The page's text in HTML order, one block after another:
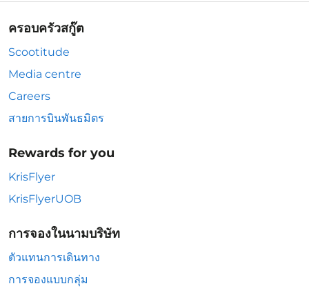
ครอบครัวสกู๊ต
Scootitude
Media centre
Careers
สายการบินพันธมิตร
Rewards for you
KrisFlyer
KrisFlyerUOB
การจองในนามบริษัท
ตัวแทนการเดินทาง
การจองแบบกลุ่ม